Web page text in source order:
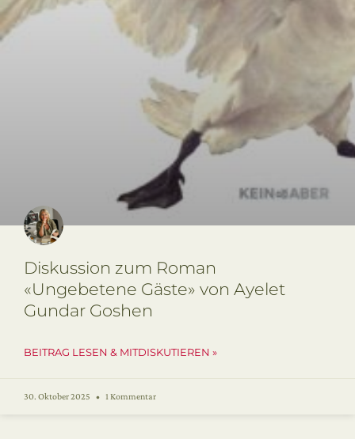
Diskussion zum Roman
«Ungebetene Gäste» von Ayelet
Gundar Goshen
BEITRAG LESEN & MITDISKUTIEREN »
30. Oktober 2025 1 Kommentar